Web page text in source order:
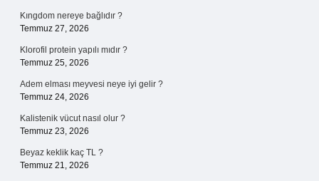
Kıngdom nereye bağlıdır ?
Temmuz 27, 2026
Klorofil protein yapılı mıdır ?
Temmuz 25, 2026
Adem elması meyvesi neye iyi gelir ?
Temmuz 24, 2026
Kalistenik vücut nasıl olur ?
Temmuz 23, 2026
Beyaz keklik kaç TL ?
Temmuz 21, 2026